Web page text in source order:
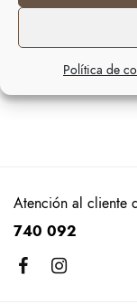
Política de
Cartera caballero
Atención al cliente
740 092